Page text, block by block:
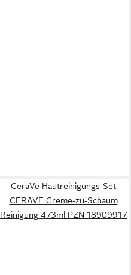
CeraVe Hautreinigungs-Set
CERAVE Creme-zu-Schaum
Reinigung 473ml PZN 18909917